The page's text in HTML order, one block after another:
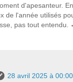
d'apesanteur.
de l'année utilisés
pas tout entendu.
28 avril 2025 à 00:00